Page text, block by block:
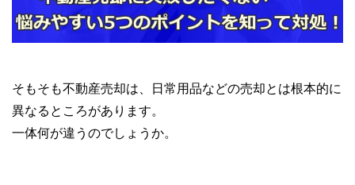
そもそも不動産売却は、日常用品などの売却とは根本的に
異なるところがあります。
一体何が違うのでしょうか。